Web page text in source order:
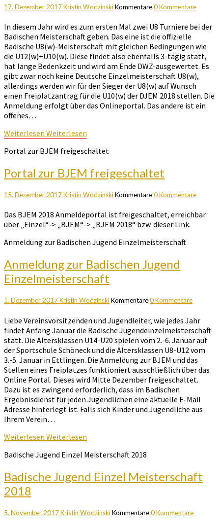
17. Dezember 2017Kristin WodzinskiKommentare0 Kommentare
In diesem Jahr wird es zum ersten Mal zwei U8 Turniere bei der
Badischen Meisterschaft geben. Das eine ist die offizielle
Badische U8(w)-Meisterschaft mit gleichen Bedingungen wie
die U12(w)+U10(w). Diese findet also ebenfalls 3-tägig statt,
hat lange Bedenkzeit und wird am Ende DWZ-ausgewertet. Es
gibt zwar noch keine Deutsche Einzelmeisterschaft U8(w),
allerdings werden wir für den Sieger der U8(w) auf Wunsch
einen Freiplatzantrag für die U10(w) der DJEM 2018 stellen. Die
Anmeldung erfolgt über das Onlineportal. Das andere ist ein
offenes…
Weiterlesen Weiterlesen
Portal zur BJEM freigeschaltet
Portal zur BJEM freigeschaltet
15. Dezember 2017Kristin WodzinskiKommentare0 Kommentare
Das BJEM 2018 Anmeldeportal ist freigeschaltet, erreichbar
über „Einzel“-> „BJEM“-> „BJEM 2018“ bzw. dieser Link.
Anmeldung zur Badischen Jugend Einzelmeisterschaft
Anmeldung zur Badischen Jugend
Einzelmeisterschaft
1. Dezember 2017Kristin WodzinskiKommentare0 Kommentare
Liebe Vereinsvorsitzenden und Jugendleiter, wie jedes Jahr
findet Anfang Januar die Badische Jugendeinzelmeisterschaft
statt. Die Altersklassen U14-U20 spielen vom 2.-6. Januar auf
der Sportschule Schöneck und die Altersklassen U8-U12 vom
3.-5. Januar in Ettlingen. Die Anmeldung zur BJEM und das
Stellen eines Freiplatzes funktioniert ausschließlich über das
Online Portal. Dieses wird Mitte Dezember freigeschaltet.
Dazu ist es zwingend erforderlich, dass im Badischen
Ergebnisdienst für jeden Jugendlichen eine aktuelle E-Mail
Adresse hinterlegt ist. Falls sich Kinder und Jugendliche aus
Ihrem Verein…
Weiterlesen Weiterlesen
Badische Jugend Einzel Meisterschaft 2018
Badische Jugend Einzel Meisterschaft
2018
5. November 2017Kristin WodzinskiKommentare0 Kommentare